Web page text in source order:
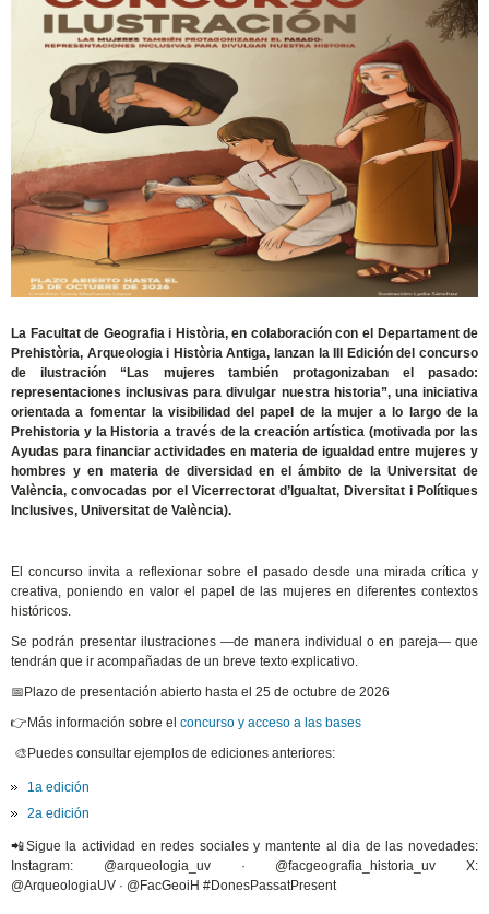
La Facultat de Geografia i Història, en colaboración con el Departament de
Prehistòria, Arqueologia i Història Antiga, lanzan la III Edición del concurso
de ilustración “Las mujeres también protagonizaban el pasado:
representaciones inclusivas para divulgar nuestra historia”, una iniciativa
orientada a fomentar la visibilidad del papel de la mujer a lo largo de la
Prehistoria y la Historia a través de la creación artística (motivada por las
Ayudas para financiar actividades en materia de igualdad entre mujeres y
hombres y en materia de diversidad en el ámbito de la Universitat de
València, convocadas por el Vicerrectorat d’Igualtat, Diversitat i Polítiques
Inclusives, Universitat de València).
El concurso invita a reflexionar sobre el pasado desde una mirada crítica y
creativa, poniendo en valor el papel de las mujeres en diferentes contextos
históricos.
Se podrán presentar ilustraciones —de manera individual o en pareja— que
tendrán que ir acompañadas de un breve texto explicativo.
📅Plazo de presentación abierto hasta el 25 de octubre de 2026
👉Más información sobre elconcurso y acceso a las bases
🎨Puedes consultar ejemplos de ediciones anteriores:
1a edición
2a edición
📲Sigue la actividad en redes sociales y mantente al dia de las novedades:
Instagram: @arqueologia_uv · @facgeografia_historia_uv X:
@ArqueologiaUV · @FacGeoiH #DonesPassatPresent